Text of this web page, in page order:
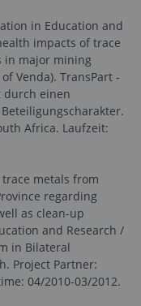
in Education and
impacts of trace
in major mining
Venda). TransPart -
durch einen
Africa. Laufzeit:
metals from
regarding
as clean-up
and Research /
in Bilateral
Project Partner:
04/2010-03/2012.